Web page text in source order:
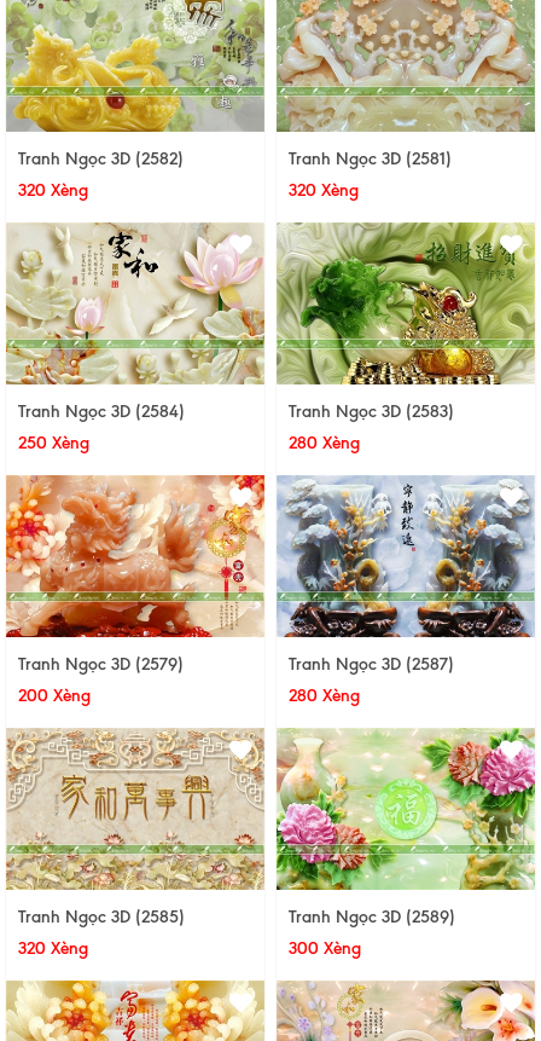
Tranh Ngọc 3D (2582)
320 Xèng
Tranh Ngọc 3D (2581)
320 Xèng
Tranh Ngọc 3D (2584)
250 Xèng
Tranh Ngọc 3D (2583)
280 Xèng
Tranh Ngọc 3D (2579)
200 Xèng
Tranh Ngọc 3D (2587)
280 Xèng
Tranh Ngọc 3D (2585)
320 Xèng
Tranh Ngọc 3D (2589)
300 Xèng